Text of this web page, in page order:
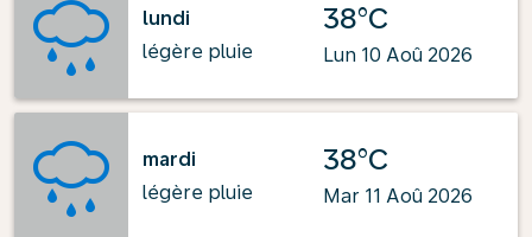
lundi
légère pluie
38°C
Lun 10 Aoû 2026
mardi
légère pluie
38°C
Mar 11 Aoû 2026